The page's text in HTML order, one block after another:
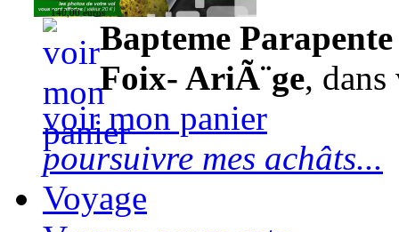
140,00 euros
Bapteme
Foix- AriÃ¨ge,
voir mon panier
poursuivre mes achâts...
Voyage